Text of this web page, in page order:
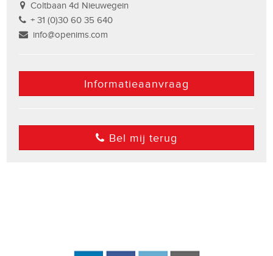
Coltbaan 4d Nieuwegein
+ 31 (0)30 60 35 640
info@openims.com
Informatieaanvraag
Bel mij terug